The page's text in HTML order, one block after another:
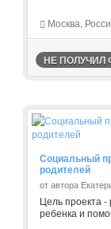
Москва,
НЕ ПОЛУЧИЛ
Социальный
родителей
от автора
Цель проекта -
ребенка и